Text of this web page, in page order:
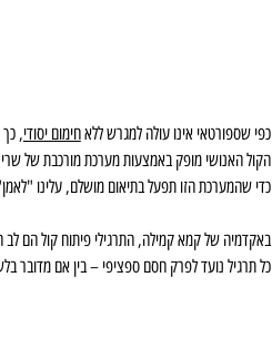
כפי שספורטאי אינו עולה למגרש ללאחימום יסודי,
הקול האנושי מופק באמצעות מערכת מורכבת של
כדי שהמערכת הזו תפעל בתיאום מושלם, עלינו
באקדמיה של קמא קמילה, התרגילי פיתוח קול הם לב
כל תרגיל נועד לפרק חסם ספציפי – בין אם מדובר